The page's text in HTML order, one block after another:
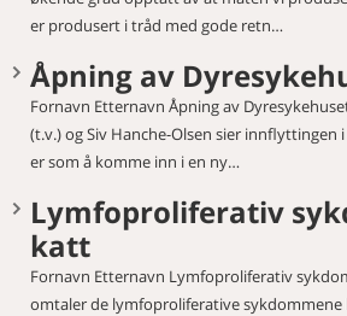
er produsert i tråd med gode retn…
Åpning av
Fornavn Etternavn Åpning av
(t.v.) og Siv Hanche-Olsen sier innflyttingen
er som å komme inn i en ny…
Lymfoproliferativ
katt
Fornavn Etternavn Lymfoproliferativ
omtaler de lymfoproliferative sykdommene